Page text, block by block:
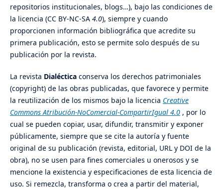
repositorios institucionales, blogs…), bajo las condiciones de
la licencia (CC BY-NC-SA 4.0), siempre y cuando
proporcionen información bibliográfica que acredite su
primera publicación, esto se permite solo después de su
publicación por la revista.
La revista Dialéctica conserva los derechos patrimoniales
(copyright) de las obras publicadas, que favorece y permite
la reutilización de los mismos bajo la licencia Creative
Commons Atribución-NoComercial-CompartirIgual 4.0, por lo
cual se pueden copiar, usar, difundir, transmitir y exponer
públicamente, siempre que se cite la autoría y fuente
original de su publicación (revista, editorial, URL y DOI de la
obra), no se usen para fines comerciales u onerosos y se
mencione la existencia y especificaciones de esta licencia de
uso. Si remezcla, transforma o crea a partir del material,